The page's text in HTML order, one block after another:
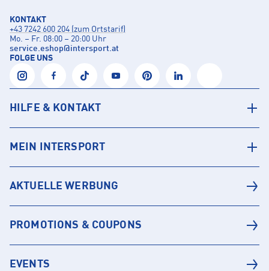
KONTAKT
+43 7242 600 204 (zum Ortstarif)
Mo. – Fr. 08:00 – 20:00 Uhr
service.eshop@intersport.at
FOLGE UNS
HILFE & KONTAKT
MEIN INTERSPORT
AKTUELLE WERBUNG
PROMOTIONS & COUPONS
EVENTS